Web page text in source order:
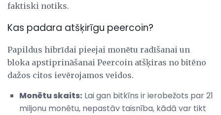
faktiski notiks.
Kas padara atšķirīgu peercoin?
Papildus hibrīdai pieejai monētu radīšanai un
bloka apstiprināšanai Peercoin atšķiras no bitēno
dažos citos ievērojamos veidos.
Monētu skaits: Lai gan bitkīns ir ierobežots par 21
miljonu monētu, nepastāv taisnība, kādā var tikt